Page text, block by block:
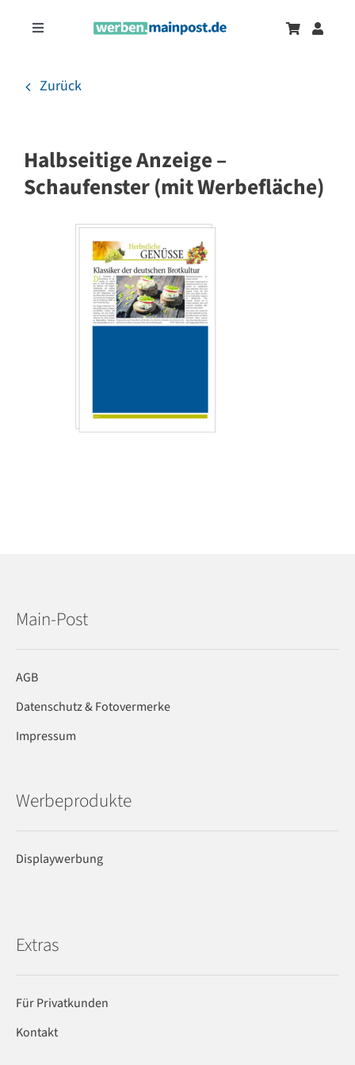
InhaltToggle
Onlinewerbung
Zurück
Halbseitige Anzeige –
Schaufenster (mit Werbefläche)
Main-Post
AGB
Datenschutz & Fotovermerke
Impressum
Werbeprodukte
Displaywerbung
Extras
Für Privatkunden
Kontakt